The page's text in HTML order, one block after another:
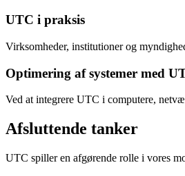
UTC i praksis
Virksomheder, institutioner og
Optimering af systemer med
Ved at integrere UTC i computere,
Afsluttende tanker
UTC spiller en afgørende rolle i vores